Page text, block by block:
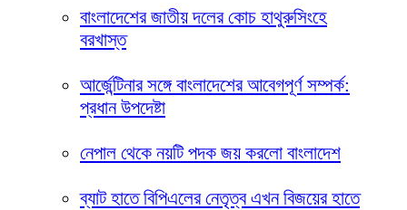
বাংলাদেশের জাতীয় দলের কোচ হাথুরুসিংহে
বরখাস্ত
আর্জেন্টিনার সঙ্গে বাংলাদেশের আবেগপূর্ণ সম্পর্ক:
প্রধান উপদেষ্টা
নেপাল থেকে নয়টি পদক জয় করলো বাংলাদেশ
ব্যাট হাতে বিপিএলের নেতৃত্ব এখন বিজয়ের হাতে